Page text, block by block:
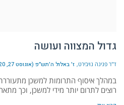
גדול המצווה ועושה
ד"ר פנינה נויבירט ז׳ באלול ה׳תש״פ (אוגוסט 27, 2020)
במהלך איסוף התרומות למשכן
רוצים לתרום יותר מידי למשכן, וכך